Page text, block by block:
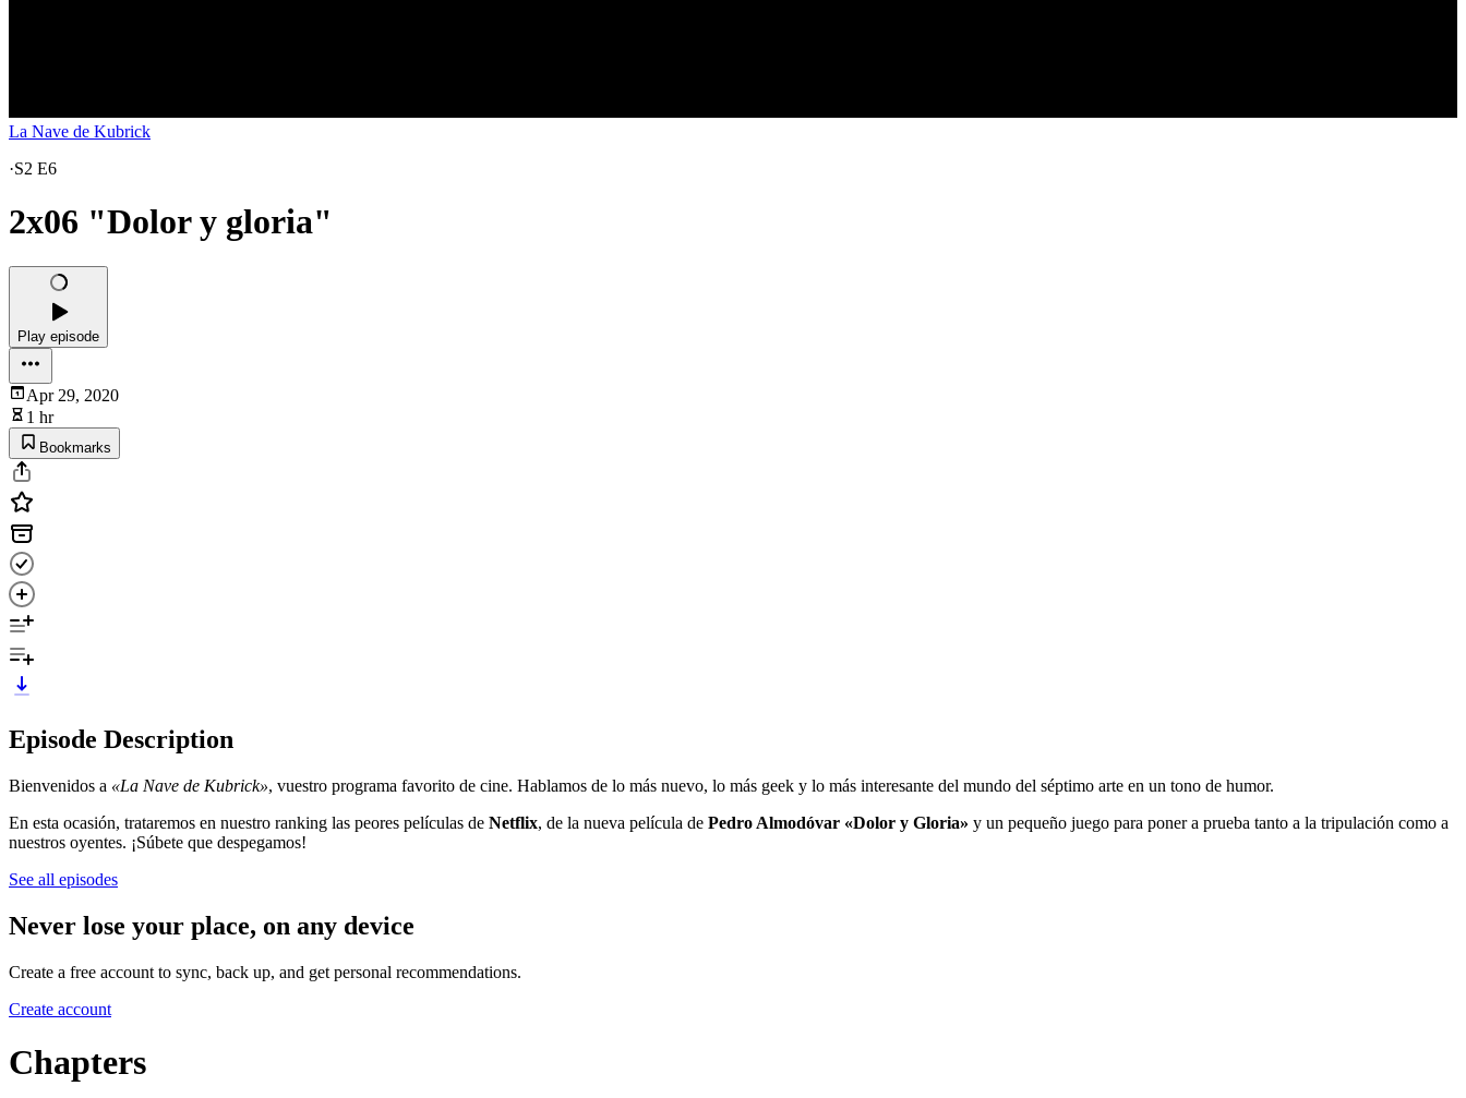
La Nave de Kubrick
·S2 E6
2x06 "Dolor y gloria"
Play episode
Apr 29, 2020
1 hr
Bookmarks
Episode Description
Bienvenidos a «La Nave de Kubrick», vuestro programa favorito de cine. Hablamos de lo más nuevo, lo más geek y lo más interesante del mundo del séptimo arte en un tono de humor.
En esta ocasión, trataremos en nuestro ranking las peores películas de Netflix, de la nueva película de Pedro Almodóvar «Dolor y Gloria» y un pequeño juego para poner a prueba tanto a la tripulación como a
nuestros oyentes. ¡Súbete que despegamos!
See all episodes
Never lose your place, on any device
Create a free account to sync, back up, and get personal recommendations.
Create account
Chapters